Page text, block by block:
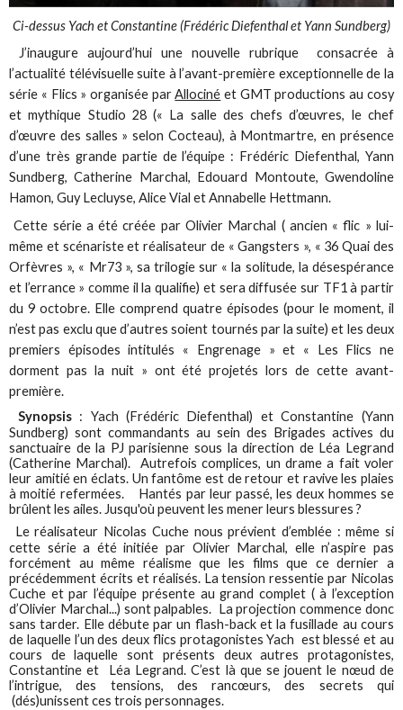
Ci-dessus Yach et Constantine (Frédéric Diefenthal et Yann Sundberg)
J’inaugure aujourd’hui une nouvelle rubrique consacrée à
l’actualité télévisuelle suite à l’avant-première exceptionnelle de la
série « Flics » organisée parAllociné et GMT productions au cosy
et mythique Studio 28 (« La salle des chefs d’œuvres, le chef
d’œuvre des salles » selon Cocteau), à Montmartre, en présence
d’une très grande partie de l’équipe : Frédéric Diefenthal, Yann
Sundberg, Catherine Marchal, Edouard Montoute, Gwendoline
Hamon, Guy Lecluyse, Alice Vial et Annabelle Hettmann.
Cette série a été créée par Olivier Marchal ( ancien « flic » lui-
même et scénariste et réalisateur de « Gangsters », « 36 Quai des
Orfèvres », « Mr73 », sa trilogie sur « la solitude, la désespérance
et l’errance » comme il la qualifie) et sera diffusée sur TF1 à partir
du 9 octobre. Elle comprend quatre épisodes (pour le moment, il
n’est pas exclu que d’autres soient tournés par la suite) et les deux
premiers épisodes intitulés « Engrenage » et « Les Flics ne
dorment pas la nuit » ont été projetés lors de cette avant-
première.
Synopsis: Yach (Frédéric Diefenthal) et Constantine (Yann
Sundberg) sont commandants au sein des Brigades actives du
sanctuaire de la PJ parisienne sous la direction de Léa Legrand
(Catherine Marchal). Autrefois complices, un drame a fait voler
leur amitié en éclats. Un fantôme est de retour et ravive les plaies
à moitié refermées. Hantés par leur passé, les deux hommes se
brûlent les ailes. Jusqu'où peuvent les mener leurs blessures ?
Le réalisateur Nicolas Cuche nous prévient d’emblée : même si
cette série a été initiée par Olivier Marchal, elle n’aspire pas
forcément au même réalisme que les films que ce dernier a
précédemment écrits et réalisés. La tension ressentie par Nicolas
Cuche et par l’équipe présente au grand complet ( à l’exception
d’Olivier Marchal...) sont palpables. La projection commence donc
sans tarder. Elle débute par un flash-back et la fusillade au cours
de laquelle l’un des deux flics protagonistes Yach est blessé et au
cours de laquelle sont présents deux autres protagonistes,
Constantine et Léa Legrand. C’est là que se jouent le nœud de
l’intrigue, des tensions, des rancœurs, des secrets qui
(dés)unissent ces trois personnages.